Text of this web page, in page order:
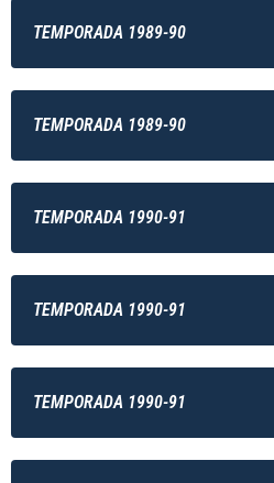
TEMPORADA 1989-90
TEMPORADA 1989-90
TEMPORADA 1990-91
TEMPORADA 1990-91
TEMPORADA 1990-91